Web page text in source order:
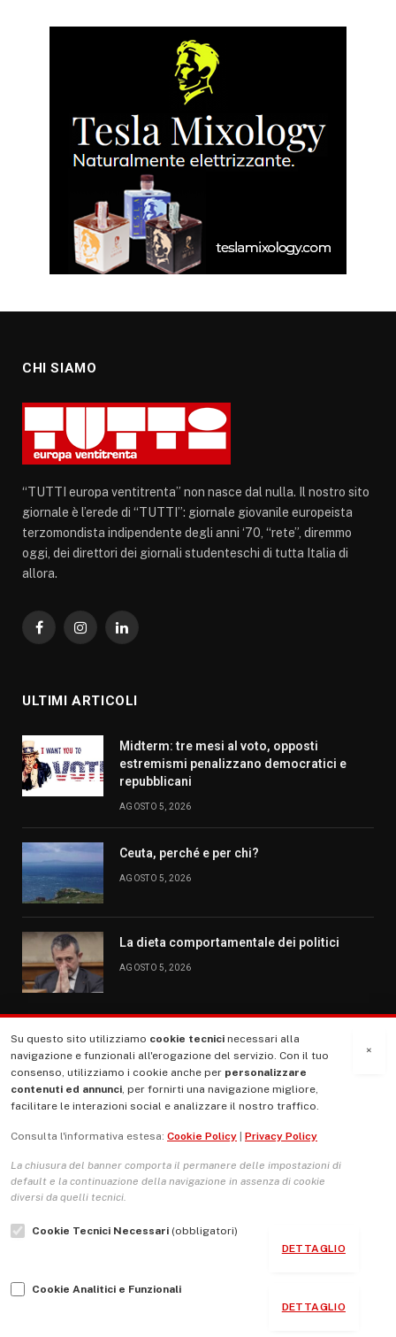
CHI SIAMO
“TUTTI europa ventitrenta” non nasce dal nulla. Il nostro sito
giornale è l’erede di “TUTTI”: giornale giovanile europeista
terzomondista indipendente degli anni ‘70, “rete”, diremmo
oggi, dei direttori dei giornali studenteschi di tutta Italia di
allora.
FacebookInstagramLinkedIn
ULTIMI ARTICOLI
Midterm: tre mesi al voto, opposti
estremismi penalizzano democratici e
repubblicani
AGOSTO 5, 2026
Ceuta, perché e per chi?
AGOSTO 5, 2026
La dieta comportamentale dei politici
AGOSTO 5, 2026
MENU
La Nostra Storia
Le Copertine
L’Associazione
Indirizzo Socio Politico Culturale
Guida per le autrici e gli autori
×
Su questo sito utilizziamo cookie tecnici necessari alla
navigazione e funzionali all'erogazione del servizio. Con il tuo
consenso, utilizziamo i cookie anche per personalizzare
contenuti ed annunci, per fornirti una navigazione migliore,
facilitare le interazioni social e analizzare il nostro traffico.
Consulta l'informativa estesa: Cookie Policy Privacy Policy
La chiusura del banner comporta il permanere delle impostazioni di
default e la continuazione della navigazione in assenza di cookie
diversi da quelli tecnici.
Cookie Tecnici Necessari (obbligatori)
DETTAGLIO
Cookie Analitici e Funzionali
DETTAGLIO